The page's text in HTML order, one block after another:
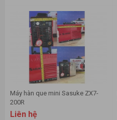
Máy hàn que mini Sasuke ZX7-
200R
Liên hệ